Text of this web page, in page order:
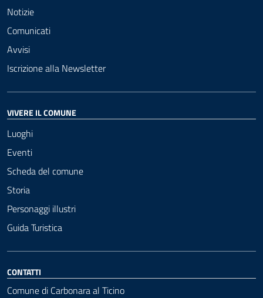
Notizie
Comunicati
Avvisi
Iscrizione alla Newsletter
VIVERE IL COMUNE
Luoghi
Eventi
Scheda del comune
Storia
Personaggi illustri
Guida Turistica
CONTATTI
Comune di Carbonara al Ticino